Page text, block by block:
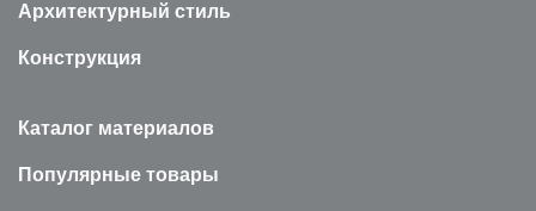
Архитектурный стиль
Конструкция
Каталог материалов
Популярные товары